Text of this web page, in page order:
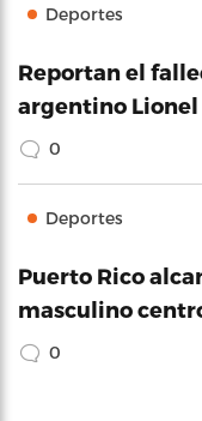
Deportes
Reportan el
argentino Lionel
0
Deportes
Puerto Rico
masculino
0